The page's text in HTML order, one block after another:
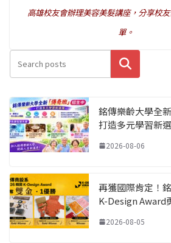
高雄校友會辦理美容美髮講座，分享校
單。
搜尋
銘傳樂齡大學全
打造多元學習新
2026-08-06
再獲國際肯定！
K-Design Award
2026-08-05